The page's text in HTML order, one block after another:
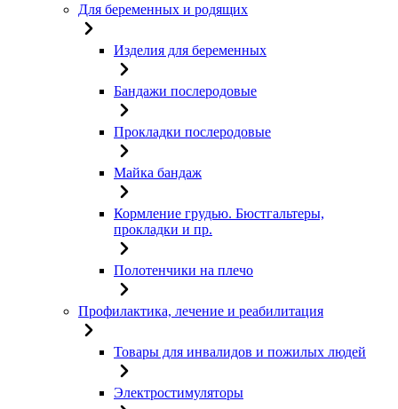
Для беременных и родящих
Изделия для беременных
Бандажи послеродовые
Прокладки послеродовые
Майка бандаж
Кормление грудью. Бюстгальтеры,
прокладки и пр.
Полотенчики на плечо
Профилактика, лечение и реабилитация
Товары для инвалидов и пожилых людей
Электростимуляторы